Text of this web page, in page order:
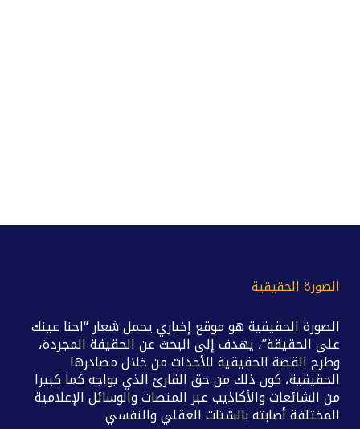
الصورة الحقيقية
الصورة الحقيقية هو موقع إخباري يحمل شعار “احنا عينك
على الحقيقة”، يهدف إلى البحث عن الحقيقة المجردة،
وطرح القصة الحقيقية للأحداث من خلال مصادرها
الحقيقية، كون ذلك من حق القارئ الذي يواجه كما كبيرا
من الشائعات والأكاذيب عبر المنصات والوسائل الإعلامية
المختلفة أصابته بالشتات العقلي والنفسي.